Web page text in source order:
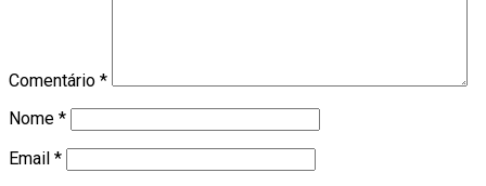
Comentário *
Nome *
Email *